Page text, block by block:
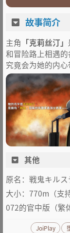
2.其他
2.其他故事简介
主角 「克莉丝汀」
和冒险路上相遇的
究竟会为她的内
其他
原名：戦鬼キル
大小：770m（支
072的官中版（繁
JoiPlay